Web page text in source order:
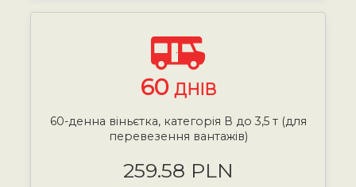
60 ДНІВ
60-денна віньєтка, категорія В до 3,5 т (для
перевезення вантажів)
259.58 PLN